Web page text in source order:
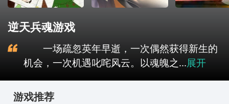
逆天兵魂游戏
一场疏忽英年早逝，一次偶然获得新生的
机会，一次机遇叱咤风云。以魂魄之...展开
游戏推荐